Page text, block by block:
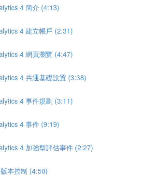
4 簡介 (4:13)
4 建立帳戶 (2:31)
4 網頁瀏覽 (4:47)
4 共通基礎設置 (3:38)
4 事件規劃 (3:11)
4 事件 (9:19)
4 加強型評估事件 (2:27)
本控制 (4:50)